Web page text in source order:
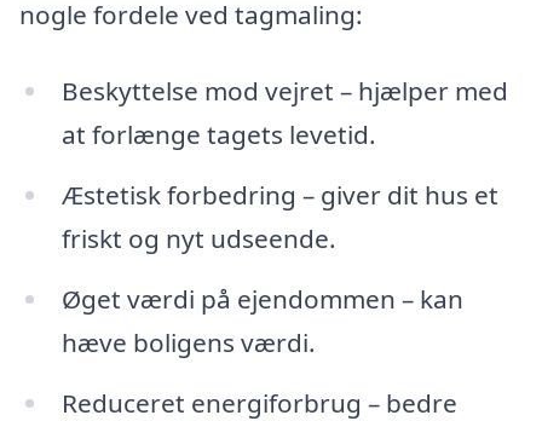
nogle fordele ved tagmaling:
Beskyttelse mod vejret – hjælper med
at forlænge tagets levetid.
Æstetisk forbedring – giver dit hus et
friskt og nyt udseende.
Øget værdi på ejendommen – kan
hæve boligens værdi.
Reduceret energiforbrug – bedre